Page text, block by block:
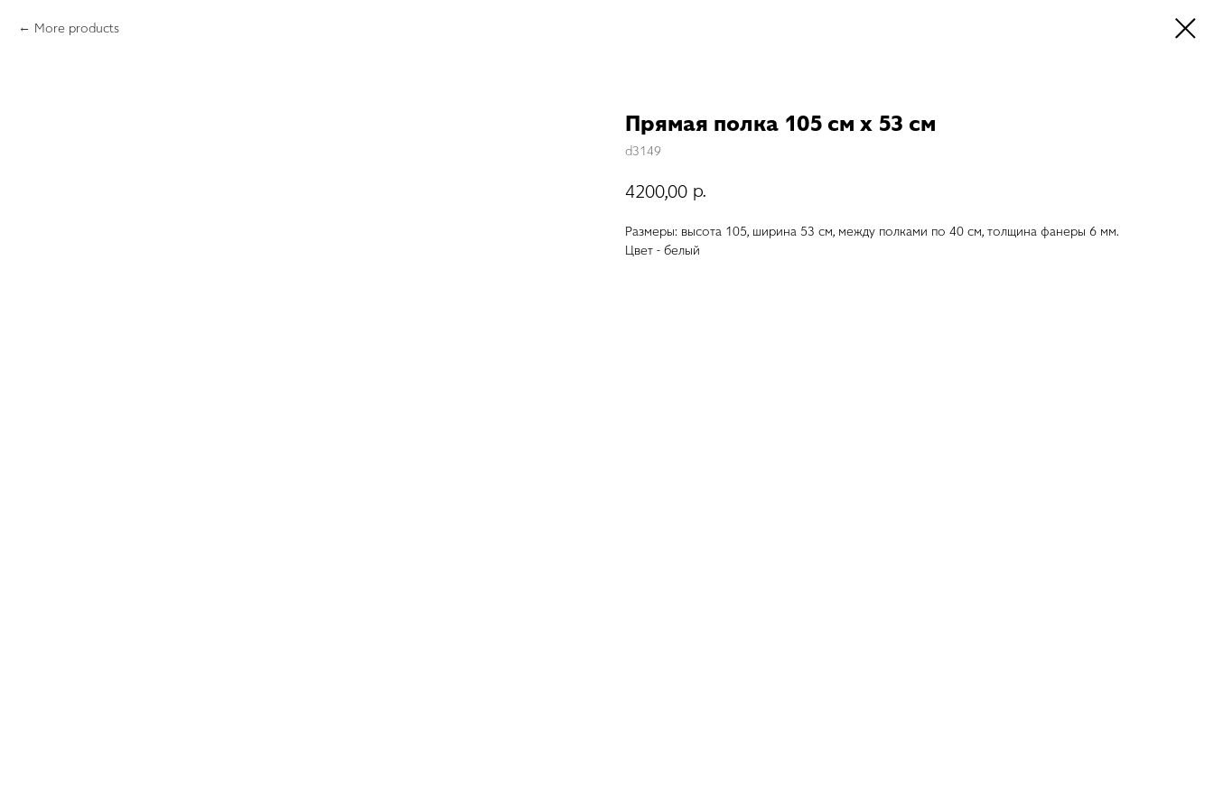
More products
Прямая полка 105 см х 53 см
d3149
4200,00 р.
Размеры: высота 105, ширина 53 см, между полками по 40 см, толщина фанеры 6 мм.
Цвет - белый